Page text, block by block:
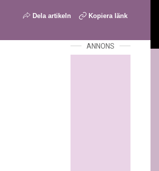
Dela artikeln Kopiera länk
ANNONS